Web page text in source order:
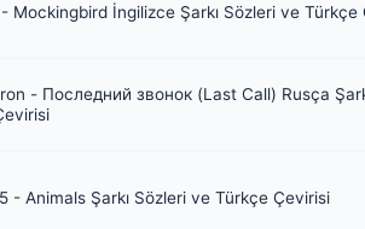
Mockingbird İngilizce Şarkı Sözleri ve Türkçe
- Последний звонок (Last Call) Rusça
- Animals Şarkı Sözleri ve Türkçe Çevirisi